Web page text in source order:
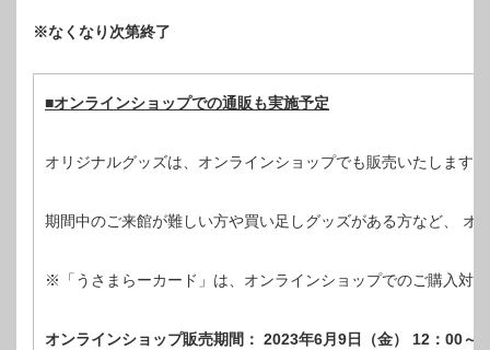
※なくなり次第終了
■オンラインショップでの通販も実施予定
オリジナルグッズは、オンラインショップでも販売いたします。
期間中のご来館が難しい方や買い足しグッズがある方など、 オ
※「うさまらーカード」は、オンラインショップでのご購入対
オンラインショップ販売期間： 2023年6月9日（金） 12：00～